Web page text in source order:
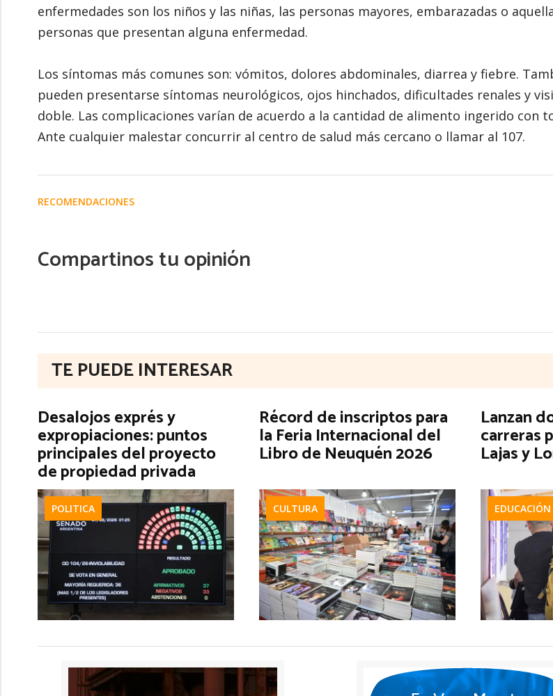
enfermedades son los niños y las niñas, las personas mayores, embarazadas o
personas que presentan alguna enfermedad.
Los síntomas más comunes son: vómitos, dolores abdominales, diarrea y fiebre.
pueden presentarse síntomas neurológicos, ojos hinchados, dificultades renales y
doble. Las complicaciones varían de acuerdo a la cantidad de alimento ingerido con
Ante cualquier malestar concurrir al centro de salud más cercano o llamar al 107.
RECOMENDACIONES
Compartinos tu opinión
TE PUEDE INTERESAR
Desalojos exprés y
expropiaciones: puntos
principales del proyecto
de propiedad privada
POLITICA
Récord de inscriptos para
la Feria Internacional del
Libro de Neuquén 2026
CULTURA
Lanzan
carreras
Lajas y
EDUCACIÓN